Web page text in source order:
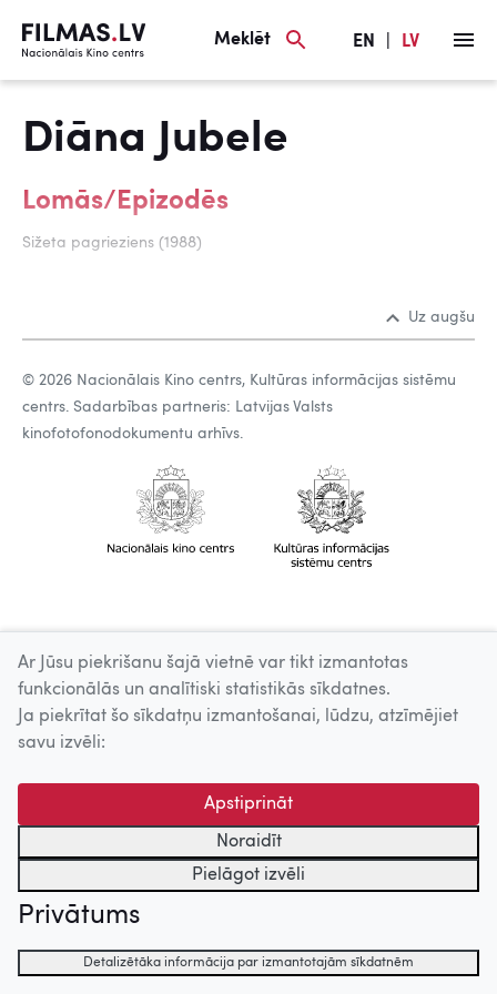
Meklēt EN LV
Diāna Jubele
Lomās/Epizodēs
Sižeta pagrieziens (1988)
Uz augšu
© 2026 Nacionālais Kino centrs, Kultūras informācijas sistēmu
centrs. Sadarbības partneris: Latvijas Valsts
kinofotofonodokumentu arhīvs.
Ar Jūsu piekrišanu šajā vietnē var tikt izmantotas
funkcionālās un analītiski statistikās sīkdatnes.
Ja piekrītat šo sīkdatņu izmantošanai, lūdzu, atzīmējiet
savu izvēli:
Apstiprināt
Noraidīt
Pielāgot izvēli
Privātums
Detalizētāka informācija par izmantotajām sīkdatnēm